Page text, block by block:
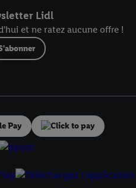
Lidl
et ne ratez aucune offre !